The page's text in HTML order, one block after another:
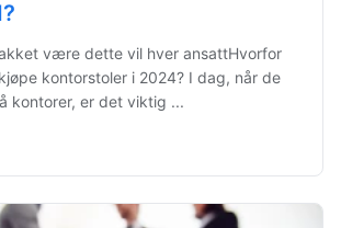
være dette vil hver ansattHvorfor
kontorstoler i 2024? I dag, når de
kontorer, er det viktig ...